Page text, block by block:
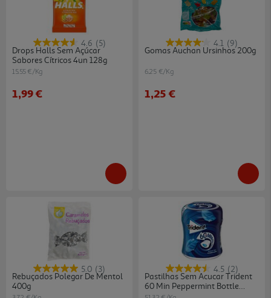
4.6 (5)
Drops Halls Sem Açúcar
Sabores Cítricos 4un 128g
15.55 €/Kg
1,99 €
4.1 (9)
Gomas Auchan Ursinhos 200g
6.25 €/Kg
1,25 €
5.0 (3)
Rebuçados Polegar De Mentol
400g
4.5 (2)
Pastilhas Sem Acucar Trident
60 Min Peppermint Bottle
68.2g